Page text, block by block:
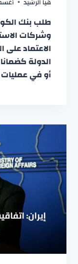
طلب بنك
وشركات
الاعتماد
الدولة
أو في